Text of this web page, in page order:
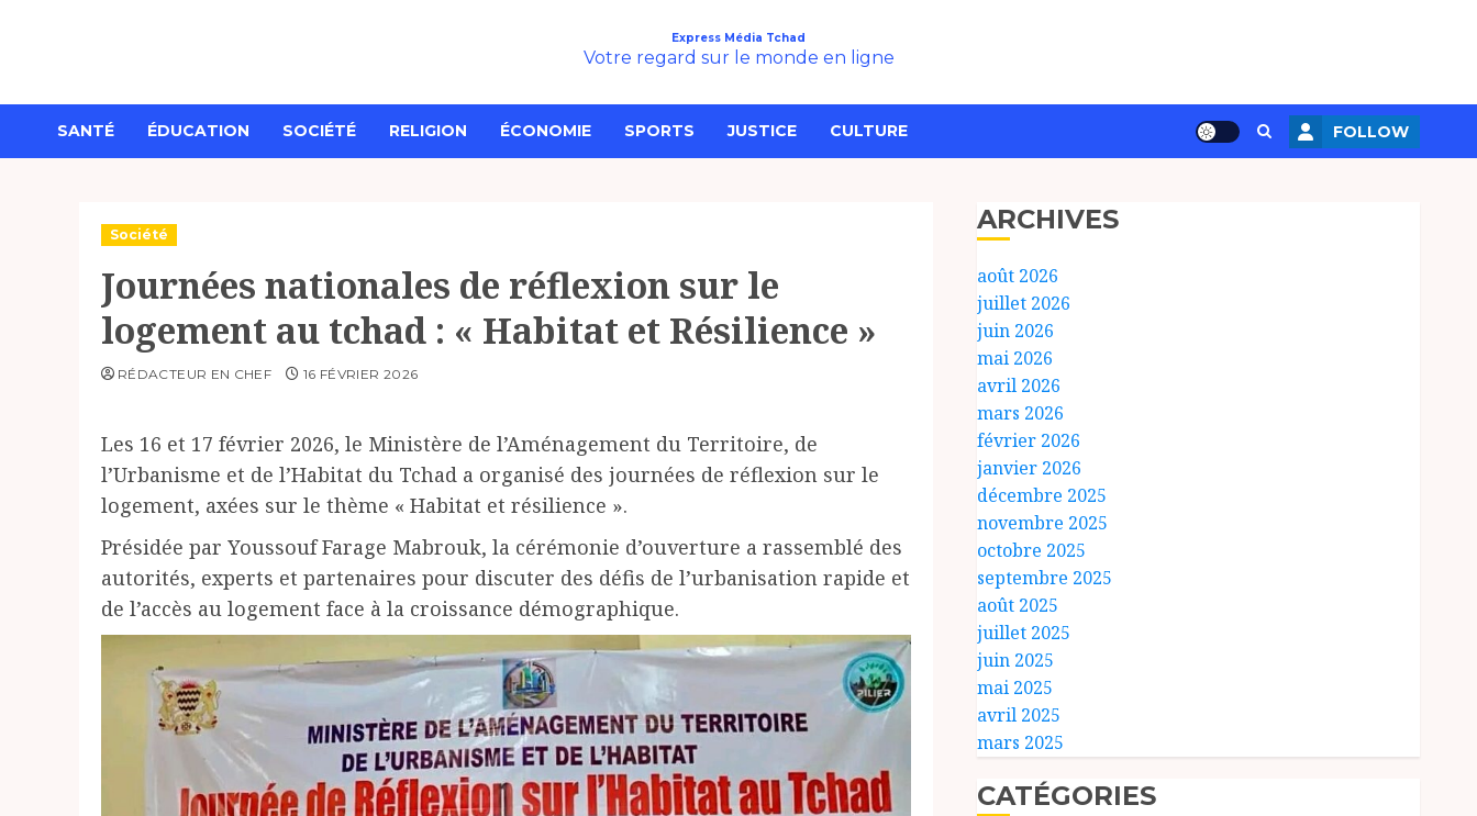
Express Média Tchad
Votre regard sur le monde en ligne
SANTÉ ÉDUCATION SOCIÉTÉ RELIGION ÉCONOMIE SPORTS JUSTICE CULTURE FOLLOW
Société
Journées nationales de réflexion sur le
logement au tchad : « Habitat et Résilience »
RÉDACTEUR EN CHEF 16 FÉVRIER 2026
Les 16 et 17 février 2026, le Ministère de l’Aménagement du Territoire, de
l’Urbanisme et de l’Habitat du Tchad a organisé des journées de réflexion sur le
logement, axées sur le thème « Habitat et résilience ».
Présidée par Youssouf Farage Mabrouk, la cérémonie d’ouverture a rassemblé des
autorités, experts et partenaires pour discuter des défis de l’urbanisation rapide et
de l’accès au logement face à la croissance démographique.
ARCHIVES
août 2026
juillet 2026
juin 2026
mai 2026
avril 2026
mars 2026
février 2026
janvier 2026
décembre 2025
novembre 2025
octobre 2025
septembre 2025
août 2025
juillet 2025
juin 2025
mai 2025
avril 2025
mars 2025
CATÉGORIES